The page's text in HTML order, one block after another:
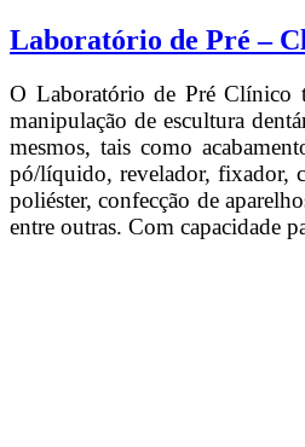
Laboratório de Pré –
O Laboratório de Pré Clínico
manipulação de escultura
mesmos, tais como
pó/líquido, revelador, fixador,
poliéster, confecção de
entre outras. Com capacidade